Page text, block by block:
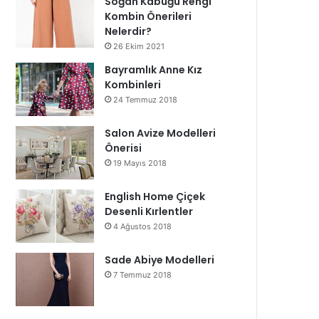
Kombin Önerileri
Nelerdir?
26 Ekim 2021
Bayramlık Anne Kız
Kombinleri
24 Temmuz 2018
Salon Avize Modelleri
Önerisi
19 Mayıs 2018
English Home Çiçek
Desenli Kırlentler
4 Ağustos 2018
Sade Abiye Modelleri
7 Temmuz 2018